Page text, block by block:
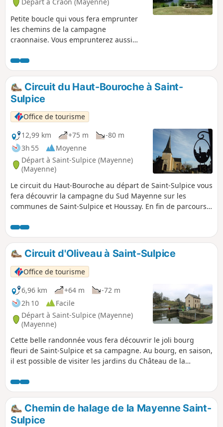
Petite boucle qui vous fera emprunter
les chemins de la campagne
craonnaise. Vous emprunterez aussi
Verte Laval-Renazé. Au plan d'eau du
Mûrier, (départ et arrivée du circuit),
vous disposez de quelques bancs et de
tables de pique-nique. De nombreux
jeux pour enfants sont également
disponibles ainsi que des jeux d'eau (en
juillet et en août).
Circuit du Haut-Bouroche à Saint-
Sulpice
Office de tourisme
12,99 km
+75 m
-80 m
3h 55
Moyenne
Départ à Saint-Sulpice (Mayenne)
(Mayenne)
Le circuit du Haut-Bouroche au départ de Saint-Sulpice vous
fera découvrir la campagne du Sud Mayenne sur les
communes de Saint-Sulpice et Houssay. En fin de parcours
Mayenne.
Circuit d'Oliveau à Saint-Sulpice
Office de tourisme
6,96 km
+64 m
-72 m
2h 10
Facile
Départ à Saint-Sulpice (Mayenne)
(Mayenne)
Cette belle randonnée vous fera découvrir le joli bourg
fleuri de Saint-Sulpice et sa campagne. Au bourg, en saison,
il est possible de visiter les jardins du Château de la
fraîcheur des bords de la Mayenne en empruntant le
chemin de Halage.
Chemin de halage de la Mayenne Saint-
Sulpice